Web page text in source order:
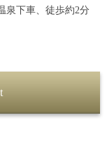
泉下車、徒歩約2分